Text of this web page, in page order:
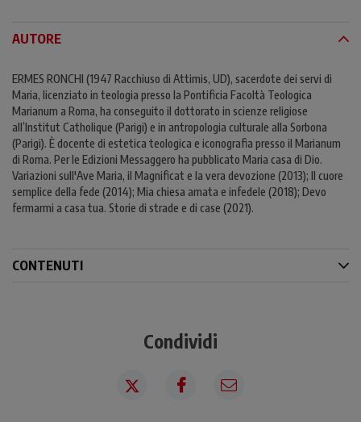
AUTORE
ERMES RONCHI (1947 Racchiuso di Attimis, UD), sacerdote dei servi di
Maria, licenziato in teologia presso la Pontificia Facoltà Teologica
Marianum a Roma, ha conseguito il dottorato in scienze religiose
all’Institut Catholique (Parigi) e in antropologia culturale alla Sorbona
(Parigi). È docente di estetica teologica e iconografia presso il Marianum
di Roma. Per le Edizioni Messaggero ha pubblicato Maria casa di Dio.
Variazioni sull'Ave Maria, il Magnificat e la vera devozione (2013); Il cuore
semplice della fede (2014); Mia chiesa amata e infedele (2018); Devo
fermarmi a casa tua. Storie di strade e di case (2021).
CONTENUTI
Condividi